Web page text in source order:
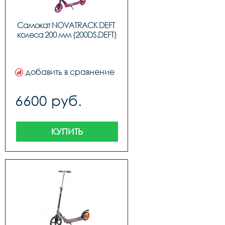
Самокат NOVATRACK DEFT
колеса 200 мм (200DS.DEFT)
добавить в сравнение
6600 руб.
КУПИТЬ